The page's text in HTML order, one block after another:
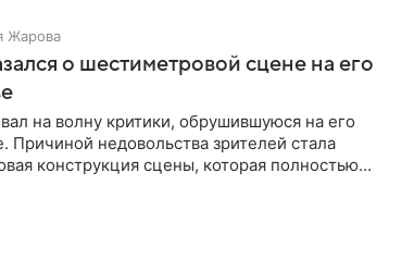
Жарова
о шестиметровой сцене на его
на волну критики, обрушившуюся на его
Причиной недовольства зрителей стала
конструкция сцены, которая полностью